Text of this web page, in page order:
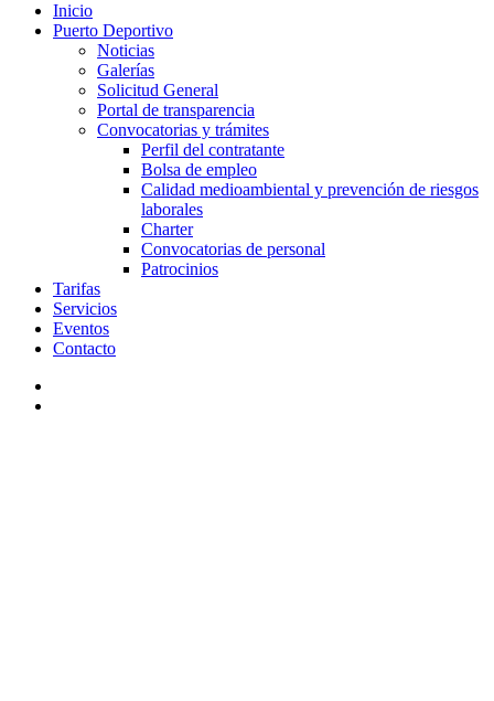
Inicio
Puerto Deportivo
Noticias
Galerías
Solicitud General
Portal de transparencia
Convocatorias y trámites
Perfil del contratante
Bolsa de empleo
Calidad medioambiental y prevención de riesgos
laborales
Charter
Convocatorias de personal
Patrocinios
Tarifas
Servicios
Eventos
Contacto